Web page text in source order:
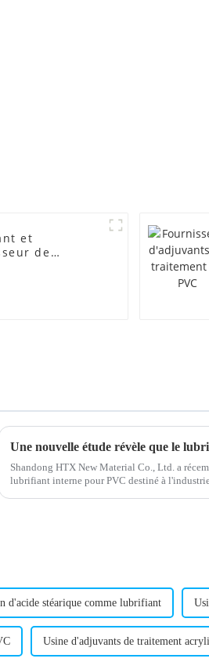
et
de
Shandong HTX New Material Co., Ltd. a
lubrifiant interne pour PVC destiné à
d'acide stéarique comme lubrifiant
Usine d'adjuvants de traitement